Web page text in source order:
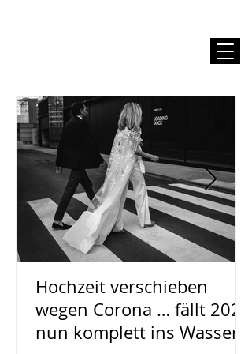
Hochzeit verschieben
wegen Corona … fällt 2020
nun komplett ins Wasser?